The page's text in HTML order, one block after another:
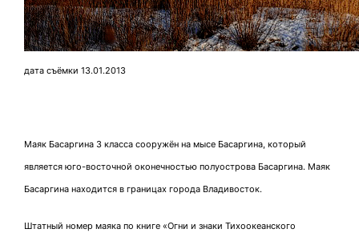
дата съёмки 13.01.2013
Маяк Басаргина 3 класса сооружён на мысе Басаргина, который
является юго-восточной оконечностью полуострова Басаргина. Маяк
Басаргина находится в границах города Владивосток.
Штатный номер маяка по книге «Огни и знаки Тихоокеанского